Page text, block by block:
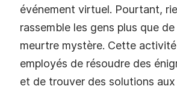
événement virtuel. Pourtant,
rassemble les gens plus que
meurtre mystère. Cette
employés de résoudre des
et de trouver des solutions aux